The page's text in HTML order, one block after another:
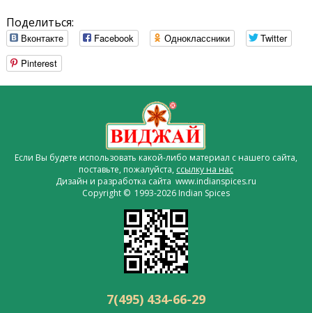
Поделиться:
Вконтакте Facebook Одноклассники
Twitter
Pinterest
Если Вы будете использовать какой-либо материал с нашего сайта,
поставьте, пожалуйста, ссылку на нас
Дизайн и разработка сайта www.indianspices.ru
Copyright © 1993-2026 Indian Spices
7(495) 434-66-29